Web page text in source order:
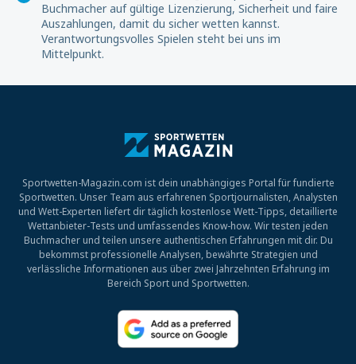
Buchmacher auf gültige Lizenzierung, Sicherheit und faire
Auszahlungen, damit du sicher wetten kannst.
Verantwortungsvolles Spielen steht bei uns im
Mittelpunkt.
Sportwetten-Magazin.com ist dein unabhängiges Portal für fundierte
Sportwetten. Unser Team aus erfahrenen Sportjournalisten, Analysten
und Wett-Experten liefert dir täglich kostenlose Wett-Tipps, detaillierte
Wettanbieter-Tests und umfassendes Know-how. Wir testen jeden
Buchmacher und teilen unsere authentischen Erfahrungen mit dir. Du
bekommst professionelle Analysen, bewährte Strategien und
verlässliche Informationen aus über zwei Jahrzehnten Erfahrung im
Bereich Sport und Sportwetten.